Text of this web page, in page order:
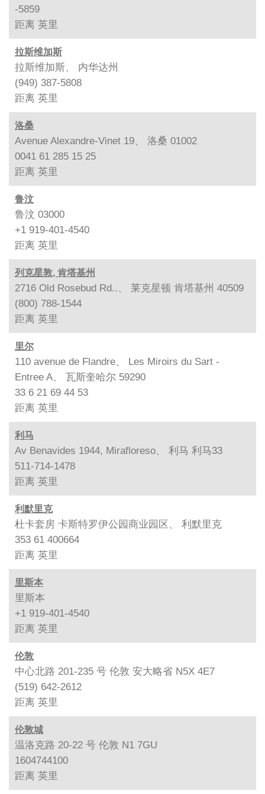
-5859
距离 英里
拉斯维加斯
拉斯维加斯、 内华达州
(949) 387-5808
距离 英里
洛桑
Avenue Alexandre-Vinet 19、 洛桑 01002
0041 61 285 15 25
距离 英里
鲁汶
鲁汶 03000
+1 919-401-4540
距离 英里
列克星敦, 肯塔基州
2716 Old Rosebud Rd..、 莱克星顿 肯塔基州 40509
(800) 788-1544
距离 英里
里尔
110 avenue de Flandre、 Les Miroirs du Sart -
Entree A、 瓦斯奎哈尔 59290
33 6 21 69 44 53
距离 英里
利马
Av Benavides 1944, Mirafloreso、 利马 利马33
511-714-1478
距离 英里
利默里克
杜卡套房 卡斯特罗伊公园商业园区、 利默里克
353 61 400664
距离 英里
里斯本
里斯本
+1 919-401-4540
距离 英里
伦敦
中心北路 201-235 号 伦敦 安大略省 N5X 4E7
(519) 642-2612
距离 英里
伦敦城
温洛克路 20-22 号 伦敦 N1 7GU
1604744100
距离 英里